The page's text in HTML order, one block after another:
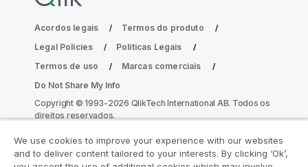
Acordos legais
Termos do produto
Legal Policies
Políticas Legais
Termos de uso
Marcas comerciais
Do Not Share My Info
Copyright © 1993-2026 QlikTech International AB. Todos os
direitos reservados.
We use cookies to improve your experience with our websites
and to deliver content tailored to your interests. By clicking ‘Ok’,